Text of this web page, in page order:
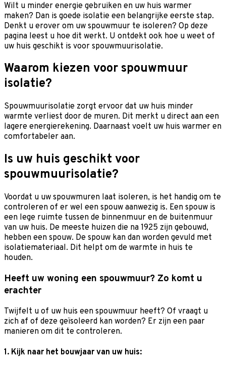
Wilt u minder energie gebruiken en uw huis warmer
maken? Dan is goede isolatie een belangrijke eerste stap.
Denkt u erover om uw spouwmuur te isoleren? Op deze
pagina leest u hoe dit werkt. U ontdekt ook hoe u weet of
uw huis geschikt is voor spouwmuurisolatie.
Waarom kiezen voor spouwmuur
isolatie?
Spouwmuurisolatie zorgt ervoor dat uw huis minder
warmte verliest door de muren. Dit merkt u direct aan een
lagere energierekening. Daarnaast voelt uw huis warmer en
comfortabeler aan.
Is uw huis geschikt voor
spouwmuurisolatie?
Voordat u uw spouwmuren laat isoleren, is het handig om te
controleren of er wel een spouw aanwezig is. Een spouw is
een lege ruimte tussen de binnenmuur en de buitenmuur
van uw huis. De meeste huizen die na 1925 zijn gebouwd,
hebben een spouw. De spouw kan dan worden gevuld met
isolatiemateriaal. Dit helpt om de warmte in huis te
houden.
Heeft uw woning een spouwmuur? Zo komt u
erachter
Twijfelt u of uw huis een spouwmuur heeft? Of vraagt u
zich af of deze geïsoleerd kan worden? Er zijn een paar
manieren om dit te controleren.
1. Kijk naar het bouwjaar van uw huis: